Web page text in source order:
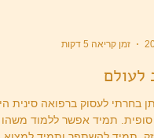
זמן קריאה 5 דקות
לעולם
בחרתי לעסוק ברפואה סינית